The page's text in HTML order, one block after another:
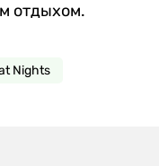
отдыхом.
Nights